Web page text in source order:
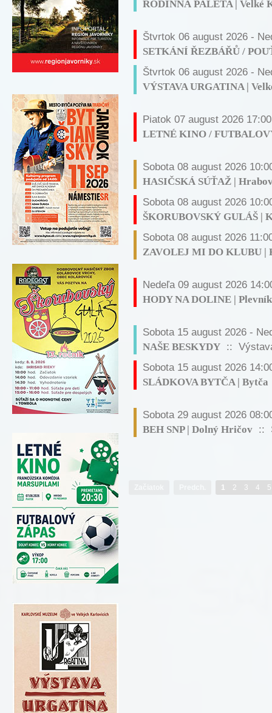
RODINNÁ PALETA | Velké
Štvrtok 06 august 2026 -
SETKÁNÍ ŘEZBÁŘŮ /
Štvrtok 06 august 2026 -
VÝSTAVA URGATINA |
Piatok 07 august 2026 17:00
LETNÉ KINO /
Sobota 08 august 2026
HASIČSKÁ SÚŤAŽ |
Sobota 08 august 2026
ŠKORUBOVSKÝ GULÁŠ |
Sobota 08 august 2026
ZAVOLEJ MI DO KLUBU |
Nedeľa 09 august 2026
HODY NA DOLINE |
Sobota 15 august 2026 -
NAŠE BESKYDY ::
Sobota 15 august 2026
SLÁDKOVA BYTČA | Bytča
Sobota 29 august 2026
BEH SNP | Dolný Hričov ::
1 2 3 4 5